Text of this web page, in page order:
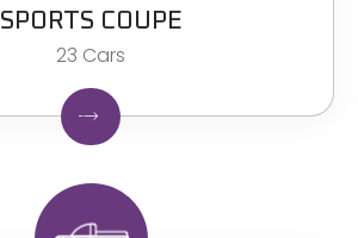
SPORTS COUPE
23 Cars